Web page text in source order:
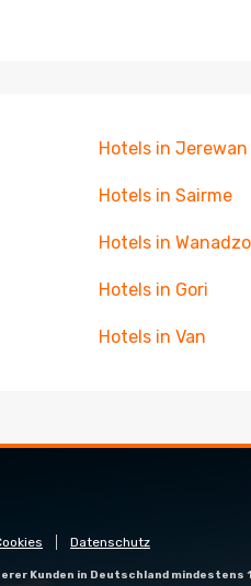
Hotels in Jerewan
Hotels in Sairme
Hotels in
Hotels in Gori
Hotels in Van
Datenschutz
Kunden in Deutschland mindestens